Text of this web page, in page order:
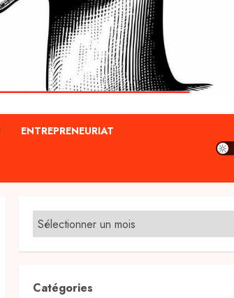
ENTREPRENEURIAT
Catégories